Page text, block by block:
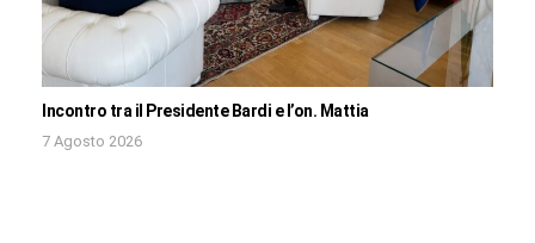
Incontro tra il Presidente Bardi e l’on. Mattia
7 Agosto 2026